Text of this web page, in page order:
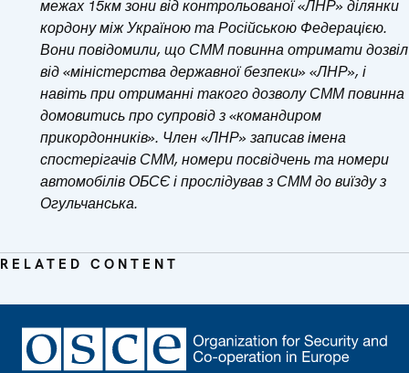
межах 15км зони від контрольованої «ЛНР» ділянки
кордону між Україною та Російською Федерацією.
Вони повідомили, що СММ повинна отримати дозвіл
від «міністерства державної безпеки» «ЛНР», і
навіть при отриманні такого дозволу СММ повинна
домовитись про супровід з «командиром
прикордонників». Член «ЛНР» записав імена
спостерігачів СММ, номери посвідчень та номери
автомобілів ОБСЄ і прослідував з СММ до виїзду з
Огульчанська.
RELATED CONTENT